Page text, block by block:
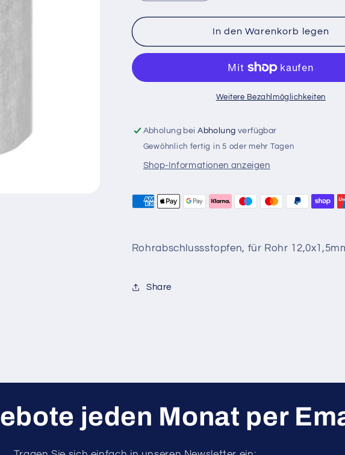
die
Menge
Rohrabschlussstopfen,
für
12,0x1,5mm,
die
Menge
für
Rohrabschlussstopfen,
12,0x1,5mm,
V2A
In den Warenkorb legen
Weitere Bezahlmöglichkeiten
Abholung beiAbholung verfügbar
Gewöhnlich fertig in 5 oder mehr Tagen
Shop-Informationen anzeigen
Rohrabschlussstopfen, für Rohr
Share
jeden Monat per